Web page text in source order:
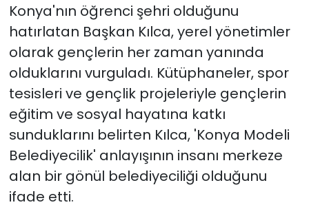
Konya'nın öğrenci şehri olduğunu
hatırlatan Başkan Kılca, yerel yönetimler
olarak gençlerin her zaman yanında
olduklarını vurguladı. Kütüphaneler, spor
tesisleri ve gençlik projeleriyle gençlerin
eğitim ve sosyal hayatına katkı
sunduklarını belirten Kılca, 'Konya Modeli
Belediyecilik' anlayışının insanı merkeze
alan bir gönül belediyeciliği olduğunu
ifade etti.